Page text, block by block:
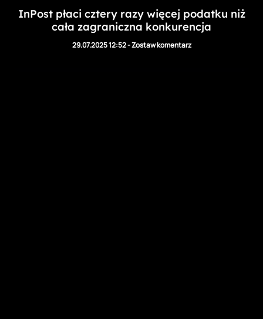
InPost płaci cztery razy więcej podatku niż
cała zagraniczna konkurencja
29.07.2025 12:52-Zostaw komentarz